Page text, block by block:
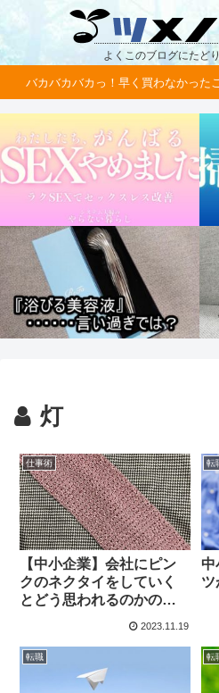
よくこのブログにたど
バカバカバカっ！早く買わなかった
灯
仕事術
【中小企業】会社にピン
クのネクタイをしていく
とどう思われるのかの実
2023.11.19
転
中
ツ
転職 転